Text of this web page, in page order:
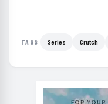
TAGS Series Crutch